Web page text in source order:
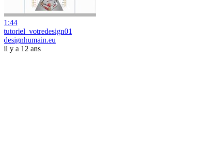
1:44
tutoriel_votredesign01
designhumain.eu
il y a 12 ans